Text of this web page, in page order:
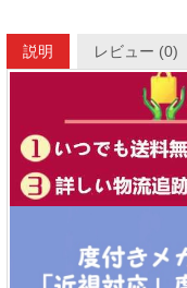
説明 レビュー (0)